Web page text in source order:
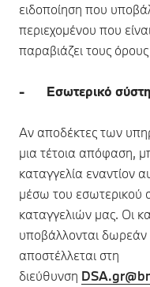
ειδοποίηση που
περιεχομένου που
παραβιάζει τους
- Εσωτερικό
Αν αποδέκτες των
μια τέτοια απόφαση,
καταγγελία εναντίον
μέσω του εσωτερικού
καταγγελιών μας. Οι
υποβάλλονται
αποστέλλεται στη
διεύθυνση